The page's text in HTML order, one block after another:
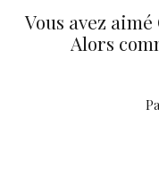
Vous avez
Alors